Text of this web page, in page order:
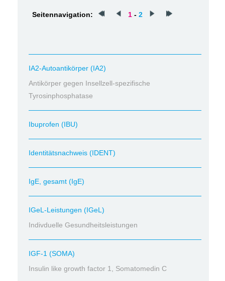
Seitennavigation: 1 - 2
IA2-Autoantikörper (IA2)
Antikörper gegen Insellzell-spezifische
Tyrosinphosphatase
Ibuprofen (IBU)
Identitätsnachweis (IDENT)
IgE, gesamt (IgE)
IGeL-Leistungen (IGeL)
Indivduelle Gesundheitsleistungen
IGF-1 (SOMA)
Insulin like growth factor 1, Somatomedin C